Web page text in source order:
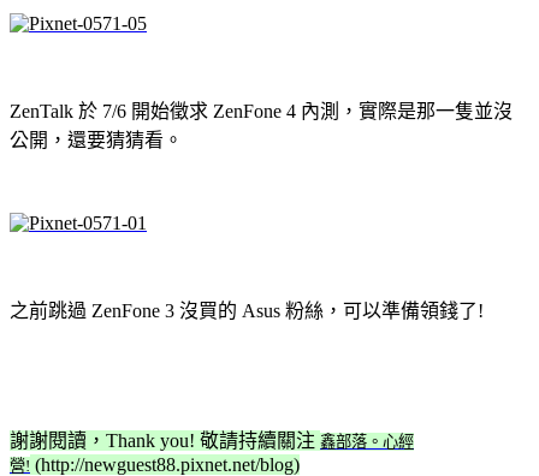
ZenTalk 於 7/6 開始徵求 ZenFone 4 內測，實際是那一隻並沒
公開，還要猜猜看。
之前跳過 ZenFone 3 沒買的 Asus 粉絲，可以準備領錢了!
謝謝閱讀，Thank you! 敬請持續關注 鑫部落。心經
營! (http://newguest88.pixnet.net/blog)